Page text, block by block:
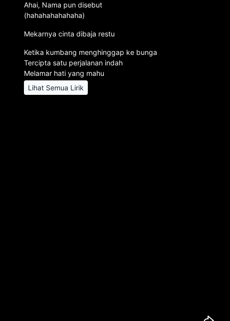
Ahai, Nama pun disebut
(hahahahahahaha)
Mekarnya cinta dibaja restu
Ketika kumbang menghinggap ke bunga
Tercipta satu perjalanan indah
Melamar hati yang mahu
Lihat Semua Lirik